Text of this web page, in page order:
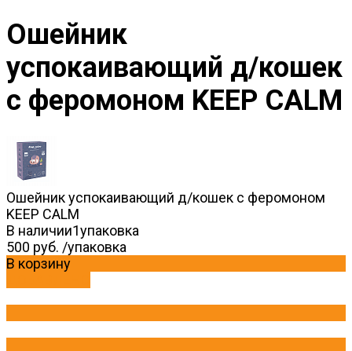
Ошейник
успокаивающий д/кошек
с феромоном KEEP CALM
Ошейник успокаивающий д/кошек с феромоном
KEEP CALM
В наличии1упаковка
500 руб. /упаковка
В корзину